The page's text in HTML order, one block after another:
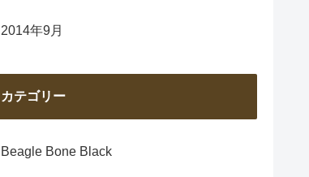
2014年9月
カテゴリー
Beagle Bone Black